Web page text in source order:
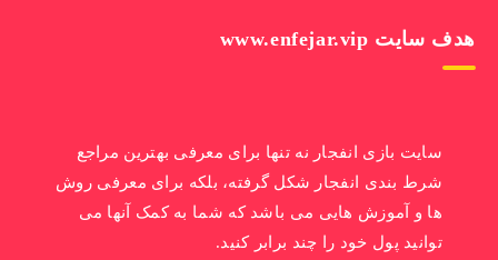
هدف سایت www.enfejar.vip
سایت بازی انفجار نه تنها برای معرفی بهترین مراجع
شرط بندی انفجار شکل گرفته، بلکه برای معرفی روش
ها و آموزش هایی می باشد که شما به کمک آنها می
توانید پول خود را چند برابر کنید.